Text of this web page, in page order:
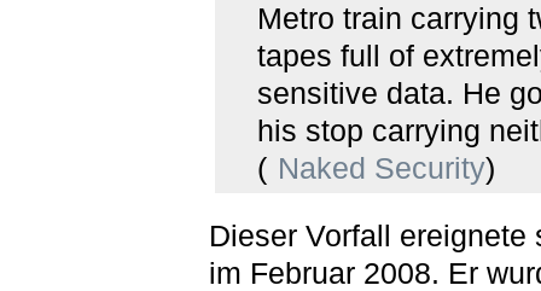
Metro train carrying
tapes full of
sensitive data. He
his stop carrying
( Naked Security)
Dieser Vorfall ereignete
im Februar 2008. Er